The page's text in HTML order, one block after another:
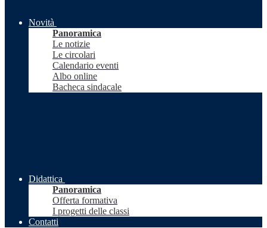
Novità
Panoramica
Le notizie
Le circolari
Calendario eventi
Albo online
Bacheca sindacale
Didattica
Panoramica
Offerta formativa
I progetti delle classi
Contatti